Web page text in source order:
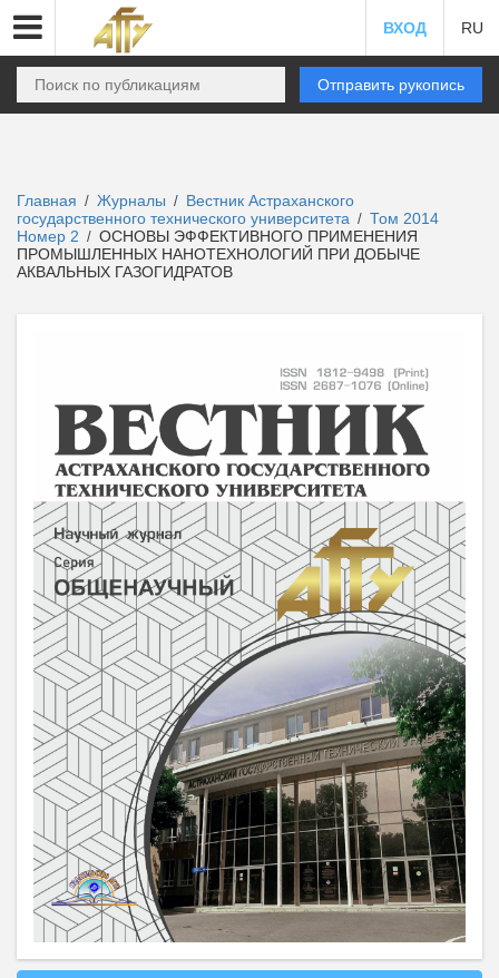
ВХОД RU
Отправить рукопись
Главная / Журналы / Вестник Астраханского
государственного технического университета / Том 2014
Номер 2 / ОСНОВЫ ЭФФЕКТИВНОГО ПРИМЕНЕНИЯ
ПРОМЫШЛЕННЫХ НАНОТЕХНОЛОГИЙ ПРИ ДОБЫЧЕ
АКВАЛЬНЫХ ГАЗОГИДРАТОВ